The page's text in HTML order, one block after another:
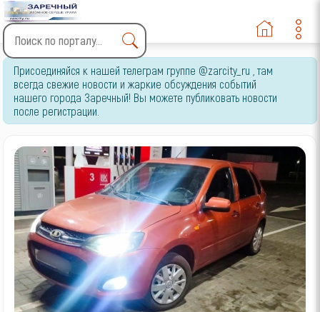
Type 2 or more characters
for results.
Присоединяйся к нашей телеграм группе @zarcity_ru , там
всегда свежие новости и жаркие обсуждения событий
нашего города Заречный! Вы можете публиковать новости
после регистрации.